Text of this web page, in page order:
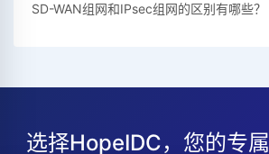
SD-WAN组网和IPsec组网的区别有哪些？
选择HopeIDC，您的专属